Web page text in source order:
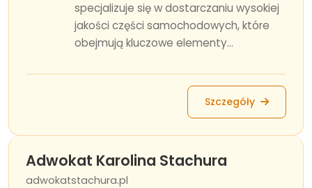
specjalizuje się w dostarczaniu wysokiej
jakości części samochodowych, które
obejmują kluczowe elementy...
Szczegóły
Adwokat Karolina Stachura
adwokatstachura.pl